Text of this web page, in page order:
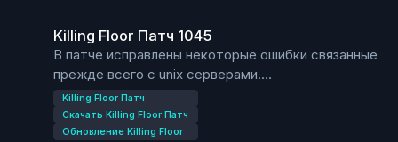
Killing Floor Патч 1045
В патче исправлены некоторые ошибки связанные
прежде всего с unix серверами.
Так же исправлены проблемы с получением
достижений.
Скачать патч можно из нашего файлового
Killing Floor Патч
Скачать Killing Floor Патч
Обновление Killing Floor